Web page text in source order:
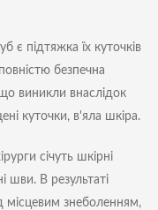
є підтяжка їх куточків
безпечна
виникли внаслідок
куточки, в'яла шкіра.
січуть шкірні
шви. В результаті
місцевим знеболенням,